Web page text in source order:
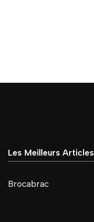
Les Meilleurs Articles
Brocabrac